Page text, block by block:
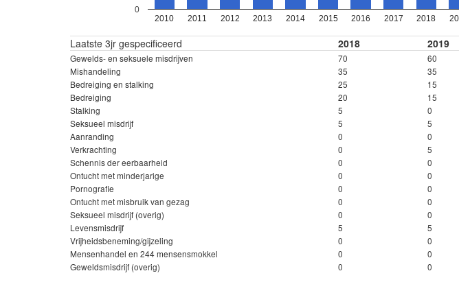
2010 2011 2012 2013 2014 2015 2016 2017 2018
0
Laatste 3jr gespecificeerd 2018 2019
Gewelds- en seksuele misdrijven 70 60
Mishandeling
35 35
Bedreiging en stalking
25 15
Bedreiging
20 15
Stalking
5 0
Seksueel misdrijf
5 5
Aanranding
0 0
Verkrachting
0 5
Schennis der eerbaarheid
0 0
Ontucht met minderjarige
0 0
Pornografie
0 0
Ontucht met misbruik van gezag
0 0
Seksueel misdrijf (overig)
0 0
Levensmisdrijf
5 5
Vrijheidsbeneming/gijzeling
0 0
Mensenhandel en 244 mensensmokkel
0 0
Geweldsmisdrijf (overig)
0 0